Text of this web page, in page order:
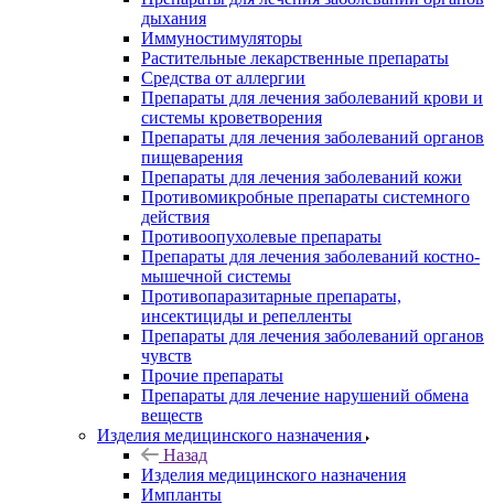
дыхания
Иммуностимуляторы
Растительные лекарственные препараты
Средства от аллергии
Препараты для лечения заболеваний крови и
системы кроветворения
Препараты для лечения заболеваний органов
пищеварения
Препараты для лечения заболеваний кожи
Противомикробные препараты системного
действия
Противоопухолевые препараты
Препараты для лечения заболеваний костно-
мышечной системы
Противопаразитарные препараты,
инсектициды и репелленты
Препараты для лечения заболеваний органов
чувств
Прочие препараты
Препараты для лечение нарушений обмена
веществ
Изделия медицинского назначения
Назад
Изделия медицинского назначения
Импланты